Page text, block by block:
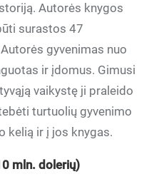
Autorės knygos
surastos 47
gyvenimas nuo
ir įdomus. Gimusi
vaikystę ji praleido
turtuolių gyvenimo
kelią ir į jos knygas.
mln. dolerių)